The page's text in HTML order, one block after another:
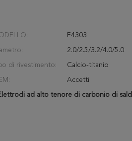
E4303
2.0/2.5/3.2/4.0/5.0
di rivestimento: Calcio-titanio
Accetti
ad alto tenore di carbonio di